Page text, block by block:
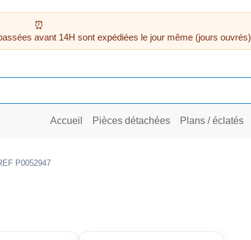
avant 14H sont expédiées le jour même (jours ouvrés)
Accueil Pièces détachées Plans / éclatés
P0052947